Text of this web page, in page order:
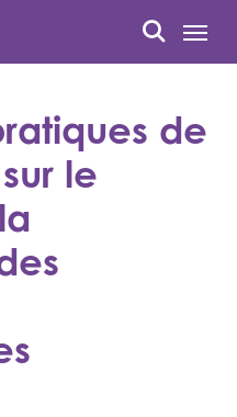
Menu
de
le